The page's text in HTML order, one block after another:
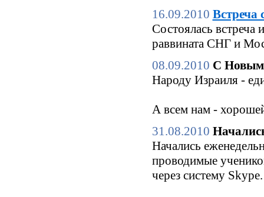
16.09.2010 Встреча
Состоялась
раввината СНГ и
08.09.2010 С Новым
Народу Израиля -
А всем нам -
31.08.2010
Начались
проводимые
через систему Skype.